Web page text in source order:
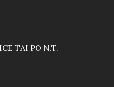
TAI PO N.T.